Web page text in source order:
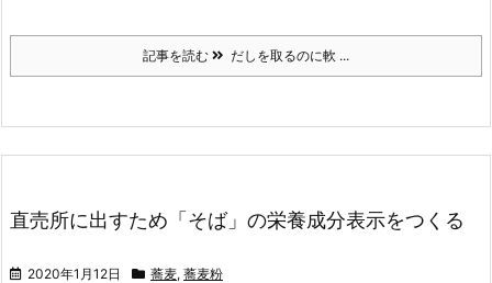
記事を読む だしを取るのに軟 ...
直売所に出すため「そば」の栄養成分表示をつくる
2020年1月12日 蕎麦, 蕎麦粉